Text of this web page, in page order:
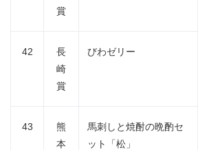
賞
42
長
崎
賞
びわゼリー
43
熊
本
馬刺しと焼酎の晩酌セ
ット「松」